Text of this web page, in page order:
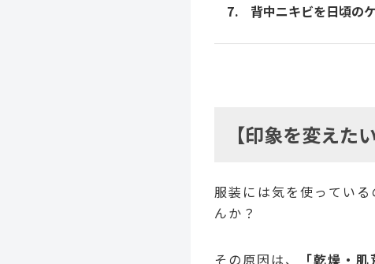
背中ニキビを日頃の
【印象を変え
服装には気を使ってい
んか？
その原因は、 「乾燥・